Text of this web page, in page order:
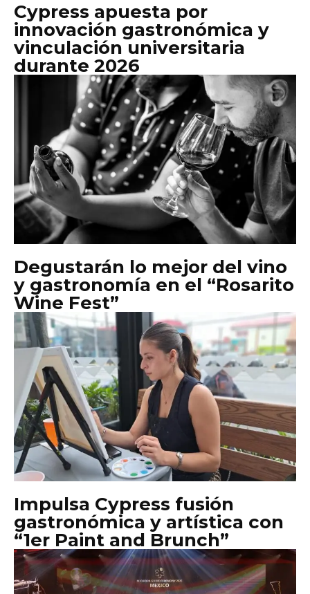
Cypress apuesta por
innovación gastronómica y
vinculación universitaria
durante 2026
Degustarán lo mejor del vino
y gastronomía en el “Rosarito
Wine Fest”
Impulsa Cypress fusión
gastronómica y artística con
“1er Paint and Brunch”